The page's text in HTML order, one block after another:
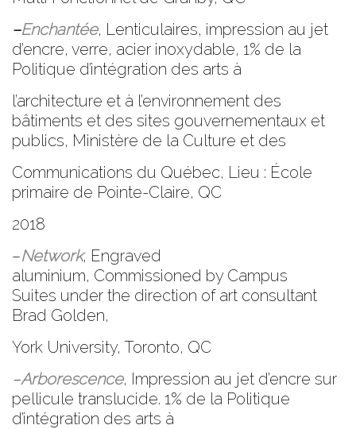
–Enchantée, Lenticulaires, impression au jet
d’encre, verre, acier inoxydable, 1% de la
Politique d’intégration des arts à
l’architecture et à l’environnement des
bâtiments et des sites gouvernementaux et
publics, Ministère de la Culture et des
Communications du Québec, Lieu : École
primaire de Pointe-Claire, QC
2018
–Network, Engraved
aluminium, Commissioned by Campus
Suites under the direction of art consultant
Brad Golden,
York University, Toronto, QC
–Arborescence, Impression au jet d’encre sur
pellicule translucide. 1% de la Politique
d’intégration des arts à